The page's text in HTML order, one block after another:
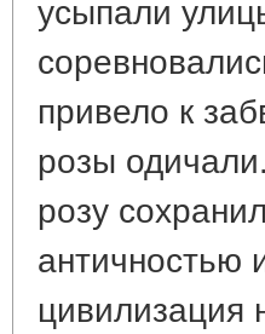
привело к
розы
розу
античностью
цивилизация